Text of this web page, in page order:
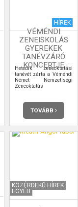
HÍREK
VÉMÉNDI
ZENEISKOLÁS
GYEREKEK
TANÉVZÁRÓ
KONCERTJE
Hetedik zeneoktatási
tanévét zárta a Véméndi
Német Nemzetiségi
Zeneoktatás
TOVÁBB
KÖZÉRDEKŰ HÍREK
EGYÉB